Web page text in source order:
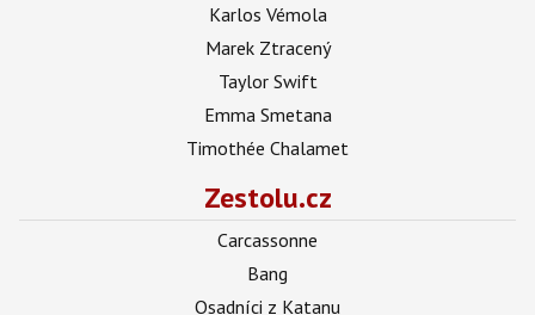
Karlos Vémola
Marek Ztracený
Taylor Swift
Emma Smetana
Timothée Chalamet
Zestolu.cz
Carcassonne
Bang
Osadníci z Katanu